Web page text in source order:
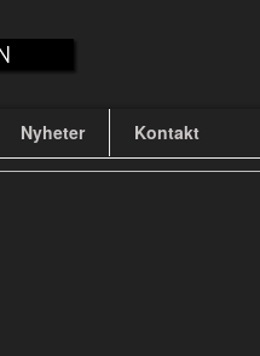
Nyheter Kontakt